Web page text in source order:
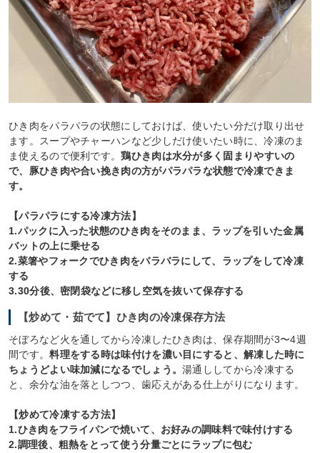
ひき肉をパラパラの状態にしておけば、使いたい分だけ取り出せ
ます。スープやチャーハンなど少しだけ使いたい時に、冷凍のま
ま使えるので便利です。鶏ひき肉は水分が多く固まりやすいの
で、豚ひき肉や合い挽き肉の方がパラパラな状態で冷凍できま
す。
【パラパラにする冷凍方法】
1.パックに入った状態のひき肉をそのまま、ラップを引いた金属
バットの上に乗せる
2.菜箸やフォークでひき肉をバラバラにして、ラップをして冷凍
する
3.30分後、密閉袋などに移し空気を抜いて保存する
【炒めて・茹でて】ひき肉の冷凍保存方法
そぼろなど火を通してから冷凍したひき肉は、保存期間が3〜4週
間です。料理をする時は味付けを濃い目にすると、解凍した時に
ちょうどよい味加減になるでしょう。湯通ししてから冷凍する
と、余分な油を落としつつ、歯応えがある仕上がりになります。
【炒めて冷凍する方法】
1.ひき肉をフライパンで焼いて、お好みの調味料で味付けする
2.調理後、粗熱をとって使う分量ごとにラップに包む